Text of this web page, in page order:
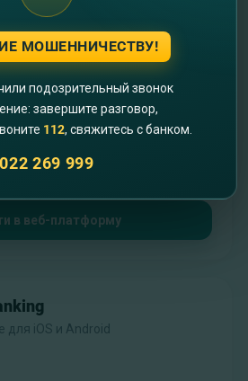
для работы
в веб-платформу
для iOS и Android
МОШЕННИЧЕСТВУ!
подозрительный звонок
завершите разговор,
112, свяжитесь с банком.
022 269 999